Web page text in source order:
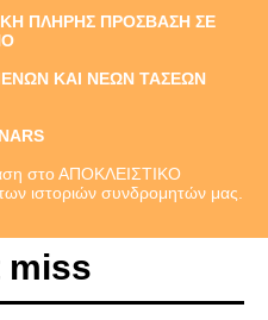
ΠΛΗΡΗΣ ΠΡΟΣΒΑΣΗ ΣΕ
ΚΑΙ ΝΕΩΝ ΤΑΣΕΩΝ
στο ΑΠΟΚΛΕΙΣΤΙΚΟ
ιστοριών συνδρομητών μας.
miss